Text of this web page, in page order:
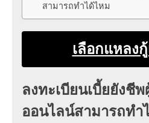
สามารถทำได้ไหม
เลือกแหลง
ลงทะเบียนเบี้ยยังชี
ออนไลน์สามารถทำ